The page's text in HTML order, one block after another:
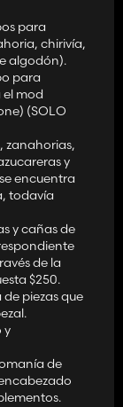
para
chirivía,
algodón).
para
mod
(SOLO
zanahorias,
y
encuentra
todavía
y cañas de
de la
$250.
piezas que
y
de